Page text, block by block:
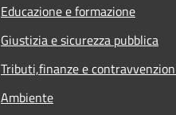
Educazione e formazione
Giustizia e sicurezza pubblica
Tributi,finanze e
Ambiente